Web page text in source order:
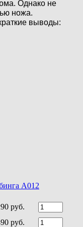
Однако не
ножа.
выводы:
A012
руб.
руб.